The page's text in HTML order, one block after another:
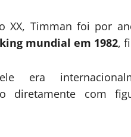
XX, Timman foi por
mundial em 1982,
era
diretamente com